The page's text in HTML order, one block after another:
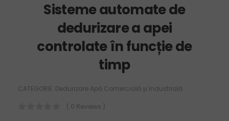
Sisteme automate de
dedurizare a apei
controlate în funcție de
timp
CATEGORIE: Dedurizare Apă Comercială și Industrială
( 0 Reviews )